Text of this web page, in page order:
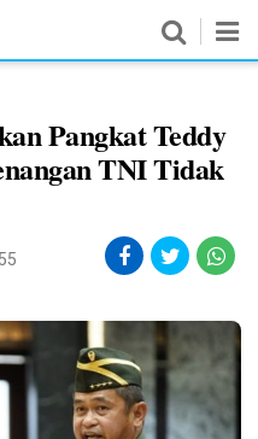
Pangkat Teddy
TNI Tidak